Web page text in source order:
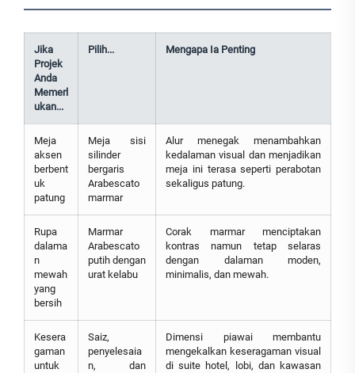
Jika
Projek
Anda
Memerl
ukan...
Pilih... Mengapa Ia Penting
Meja
aksen
berbent
uk
patung
Meja sisi
silinder
bergaris
Arabescato
marmar
Alur menegak menambahkan
kedalaman visual dan menjadikan
meja ini terasa seperti perabotan
sekaligus patung.
Rupa
dalama
n
mewah
yang
bersih
Marmar
Arabescato
putih dengan
urat kelabu
Corak marmar menciptakan
kontras namun tetap selaras
dengan dalaman moden,
minimalis, dan mewah.
Kesera
gaman
untuk
Saiz,
penyelesaia
n, dan
Dimensi piawai membantu
mengekalkan keseragaman visual
di suite hotel, lobi, dan kawasan